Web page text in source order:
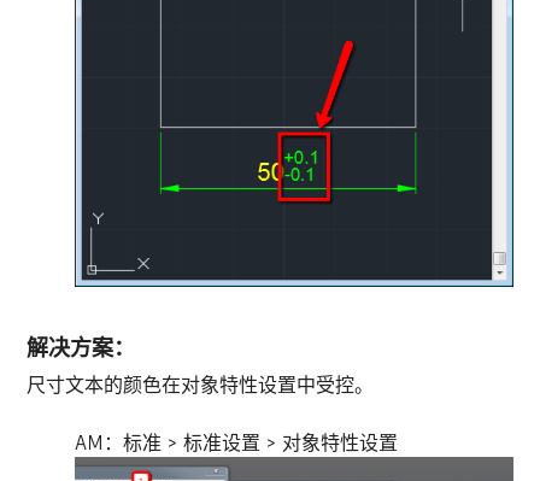
解决方案：
尺寸文本的颜色在对象特性设置中受控。
AM：标准 > 标准设置 > 对象特性设置